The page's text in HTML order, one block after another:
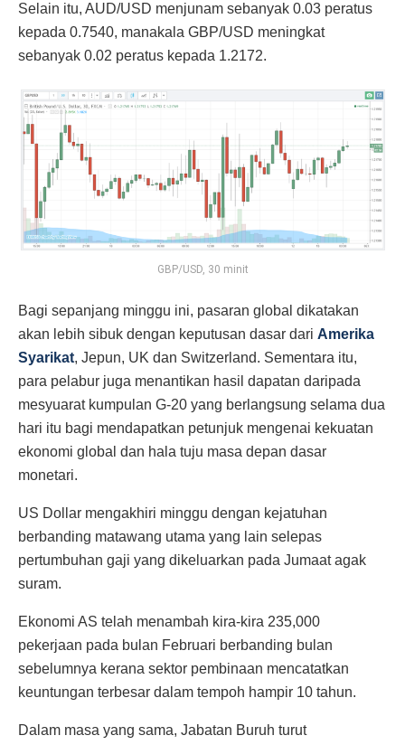
Selain itu, AUD/USD menjunam sebanyak 0.03 peratus
kepada 0.7540, manakala GBP/USD meningkat
sebanyak 0.02 peratus kepada 1.2172.
GBP/USD, 30 minit
Bagi sepanjang minggu ini, pasaran global dikatakan
akan lebih sibuk dengan keputusan dasar dari Amerika
Syarikat, Jepun, UK dan Switzerland. Sementara itu,
para pelabur juga menantikan hasil dapatan daripada
mesyuarat kumpulan G-20 yang berlangsung selama dua
hari itu bagi mendapatkan petunjuk mengenai kekuatan
ekonomi global dan hala tuju masa depan dasar
monetari.
US Dollar mengakhiri minggu dengan kejatuhan
berbanding matawang utama yang lain selepas
pertumbuhan gaji yang dikeluarkan pada Jumaat agak
suram.
Ekonomi AS telah menambah kira-kira 235,000
pekerjaan pada bulan Februari berbanding bulan
sebelumnya kerana sektor pembinaan mencatatkan
keuntungan terbesar dalam tempoh hampir 10 tahun.
Dalam masa yang sama, Jabatan Buruh turut